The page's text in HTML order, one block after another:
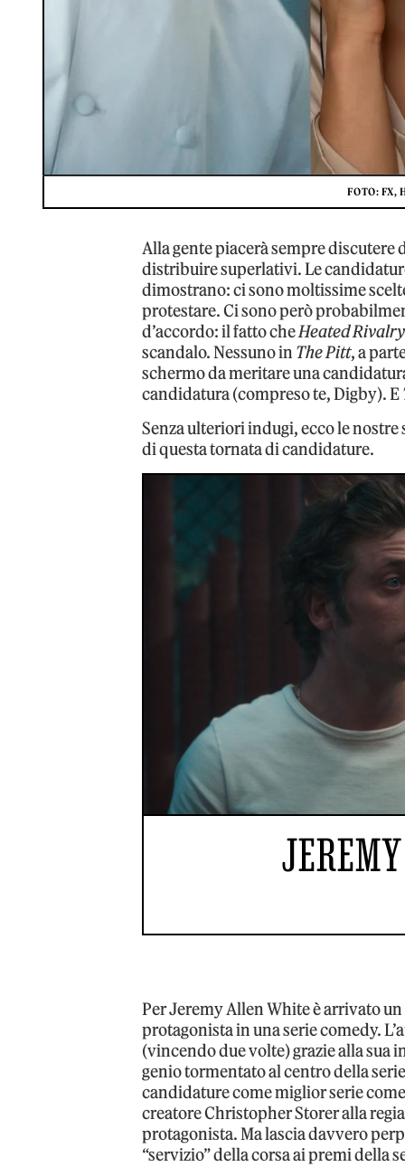
FOTO: FX,
Alla gente piacerà sempre discutere
distribuire superlativi. Le
dimostrano: ci sono moltissime
protestare. Ci sono però
d’accordo: il fatto cheHeated Rivalry
scandalo. Nessuno in The Pitt, a
schermo da meritare una
candidatura (compreso te, Digby). E
Senza ulteriori indugi, ecco le
di questa tornata di candidature.
Per Jeremy Allen White è arrivato
protagonista in una serie comedy.
(vincendo due volte) grazie alla sua
genio tormentato al centro della
candidature come miglior serie
creatore Christopher Storer alla
protagonista. Ma lascia davvero
“servizio” della corsa ai premi della